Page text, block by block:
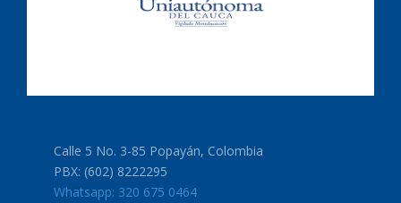
Calle 5 No. 3-85 Popayán, Colombia
PBX: (602) 8222295
Whatsapp: 320 675 0464